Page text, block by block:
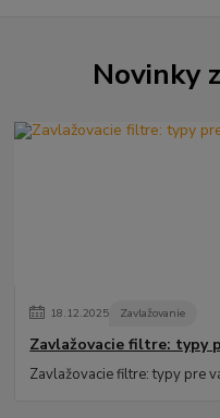
Novinky
18.12.2025 Zavlažovanie
Zavlažovacie filtre: typy
Zavlažovacie filtre: typy pre